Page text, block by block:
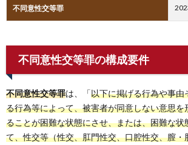
不同意性交等罪
不同意性交等罪の構成要件
不同意性交等罪は、「以下に掲げる行為や事由
る行為等によって、被害者が同意しない意思を
ることが困難な状態にさせ、または、困難な状
て、性交等（性交、肛門性交、口腔性交、膣・